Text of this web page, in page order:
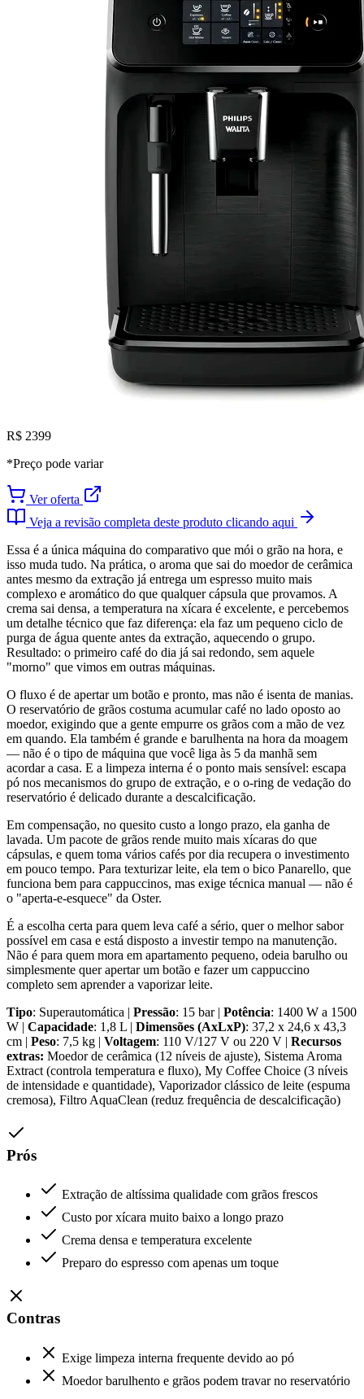
R$ 2399
*Preço pode variar
Ver oferta
Veja a revisão completa deste produto clicando aqui
Essa é a única máquina do comparativo que mói o grão na hora, e
isso muda tudo. Na prática, o aroma que sai do moedor de cerâmica
antes mesmo da extração já entrega um espresso muito mais
complexo e aromático do que qualquer cápsula que provamos. A
crema sai densa, a temperatura na xícara é excelente, e percebemos
um detalhe técnico que faz diferença: ela faz um pequeno ciclo de
purga de água quente antes da extração, aquecendo o grupo.
Resultado: o primeiro café do dia já sai redondo, sem aquele
"morno" que vimos em outras máquinas.
O fluxo é de apertar um botão e pronto, mas não é isenta de manias.
O reservatório de grãos costuma acumular café no lado oposto ao
moedor, exigindo que a gente empurre os grãos com a mão de vez
em quando. Ela também é grande e barulhenta na hora da moagem
— não é o tipo de máquina que você liga às 5 da manhã sem
acordar a casa. E a limpeza interna é o ponto mais sensível: escapa
pó nos mecanismos do grupo de extração, e o o-ring de vedação do
reservatório é delicado durante a descalcificação.
Em compensação, no quesito custo a longo prazo, ela ganha de
lavada. Um pacote de grãos rende muito mais xícaras do que
cápsulas, e quem toma vários cafés por dia recupera o investimento
em pouco tempo. Para texturizar leite, ela tem o bico Panarello, que
funciona bem para cappuccinos, mas exige técnica manual — não é
o "aperta-e-esquece" da Oster.
É a escolha certa para quem leva café a sério, quer o melhor sabor
possível em casa e está disposto a investir tempo na manutenção.
Não é para quem mora em apartamento pequeno, odeia barulho ou
simplesmente quer apertar um botão e fazer um cappuccino
completo sem aprender a vaporizar leite.
Tipo: Superautomática | Pressão: 15 bar | Potência: 1400 W a 1500
W | Capacidade: 1,8 L | Dimensões (AxLxP): 37,2 x 24,6 x 43,3
cm | Peso: 7,5 kg | Voltagem: 110 V/127 V ou 220 V | Recursos
extras: Moedor de cerâmica (12 níveis de ajuste), Sistema Aroma
Extract (controla temperatura e fluxo), My Coffee Choice (3 níveis
de intensidade e quantidade), Vaporizador clássico de leite (espuma
cremosa), Filtro AquaClean (reduz frequência de descalcificação)
Prós
Extração de altíssima qualidade com grãos frescos
Custo por xícara muito baixo a longo prazo
Crema densa e temperatura excelente
Preparo do espresso com apenas um toque
Contras
Exige limpeza interna frequente devido ao pó
Moedor barulhento e grãos podem travar no reservatório